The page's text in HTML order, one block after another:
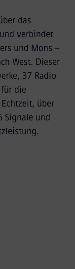
das
verbindet
und Mons –
West. Dieser
37 Radio
die
über
Signale und